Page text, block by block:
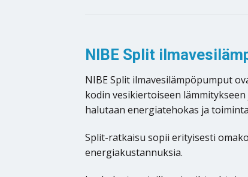
NIBE Split
NIBE Split ilmavesilämpöpumput
kodin vesikiertoiseen
halutaan energiatehokas ja
Split-ratkaisu sopii erityisesti
energiakustannuksia.